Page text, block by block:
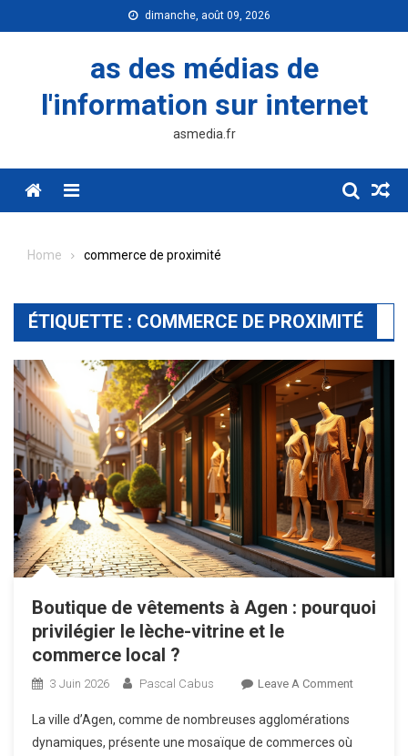
to
dimanche, août 09, 2026
as des médias de
l'information sur internet
asmedia.fr
Menu
Home commerce de proximité
ÉTIQUETTE : COMMERCE DE PROXIMITÉ
Boutique de vêtements à Agen : pourquoi
privilégier le lèche-vitrine et le
commerce local ?
3 Juin 2026 Pascal Cabus Leave A CommentOn
La ville d’Agen, comme de nombreuses agglomérations
dynamiques, présente une mosaïque de commerces où